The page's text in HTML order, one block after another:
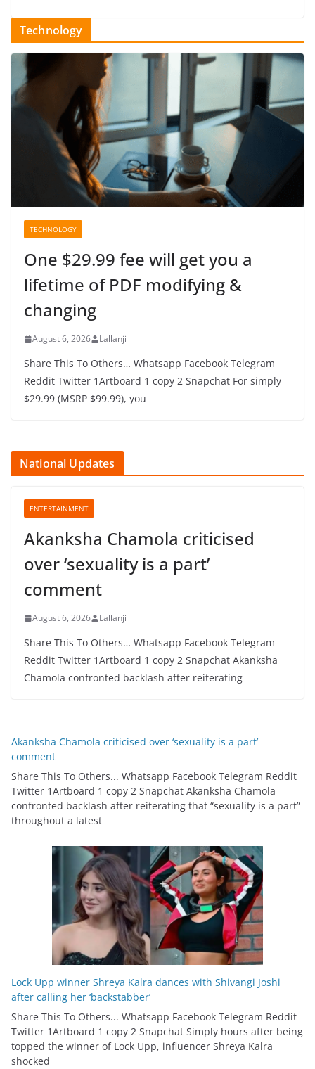
Technology
TECHNOLOGY
One $29.99 fee will get you a
lifetime of PDF modifying &
changing
August 6, 2026 Lallanji
Share This To Others… Whatsapp Facebook Telegram
Reddit Twitter 1Artboard 1 copy 2 Snapchat For simply
$29.99 (MSRP $99.99), you
National Updates
ENTERTAINMENT
Akanksha Chamola criticised
over ‘sexuality is a part’
comment
August 6, 2026 Lallanji
Share This To Others… Whatsapp Facebook Telegram
Reddit Twitter 1Artboard 1 copy 2 Snapchat Akanksha
Chamola confronted backlash after reiterating
Akanksha Chamola criticised over ‘sexuality is a part’
comment
Share This To Others... Whatsapp Facebook Telegram Reddit
Twitter 1Artboard 1 copy 2 Snapchat Akanksha Chamola
confronted backlash after reiterating that “sexuality is a part”
throughout a latest
Lock Upp winner Shreya Kalra dances with Shivangi Joshi
after calling her ‘backstabber’
Share This To Others... Whatsapp Facebook Telegram Reddit
Twitter 1Artboard 1 copy 2 Snapchat Simply hours after being
topped the winner of Lock Upp, influencer Shreya Kalra
shocked